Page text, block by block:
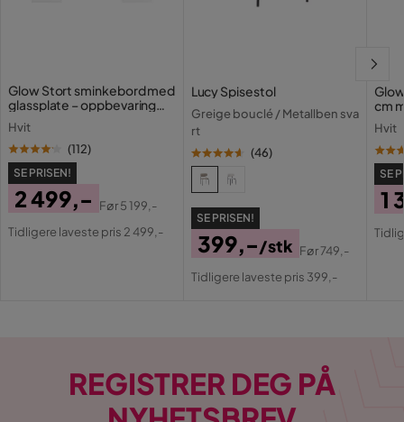
Glow Stort sminkebord med
glassplate – oppbevaring
med skuffer og rom 120 cm
Hvit
(112)
SE PRISEN!
Pris
2 499,-
Original
Før5 199,-
Tidligere laveste pris 2 499,-
Lucy Spisestol
Greige bouclé / Metallben sva
rt
(46)
SE PRISEN!
Pris
399,-/stk
Original
Før749,-
Tidligere laveste pris 399,-
cm
med
Hvit
SE
1
REGISTRER DEG PÅ